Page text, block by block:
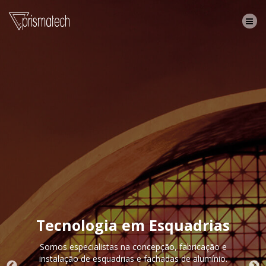
Tecnologia em Esquadrias
Somos especialistas na concepção, fabricação e
instalação de esquadrias e fachadas de alumínio.